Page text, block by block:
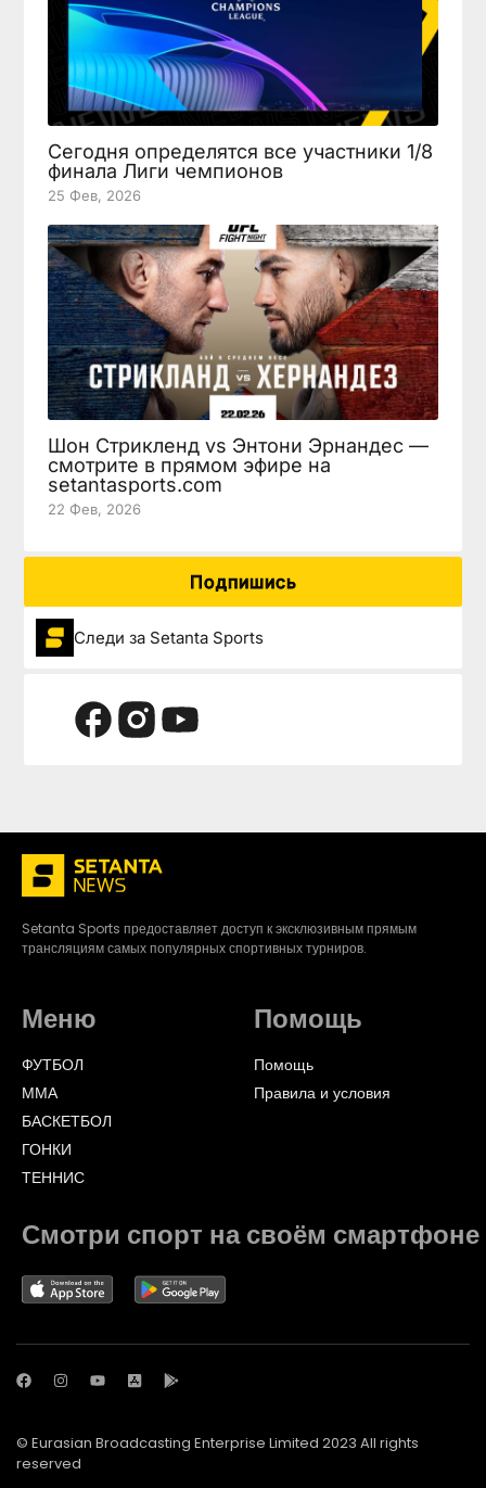
Сегодня определятся все участники 1/8
финала Лиги чемпионов
25 Фев, 2026
Шон Стрикленд vs Энтони Эрнандес —
смотрите в прямом эфире на
setantasports.com
22 Фев, 2026
Подпишись
Следи за Setanta Sports
Setanta Sports предоставляет доступ к эксклюзивным прямым
трансляциям самых популярных спортивных турниров.
Меню
ФУТБОЛ
ММА
БАСКЕТБОЛ
ГОНКИ
ТЕННИС
Помощь
Помощь
Правила и условия
Смотри спорт на своём смартфоне
© Eurasian Broadcasting Enterprise Limited 2023 All rights
reserved